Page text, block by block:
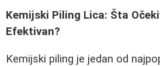
Kemijski Piling Lica: Šta
Efektivan?
Kemijski piling je jedan od